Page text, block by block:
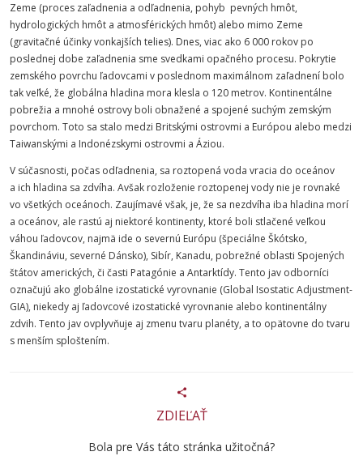
Zeme (proces zaľadnenia a odľadnenia, pohyb pevných hmôt,
hydrologických hmôt a atmosférických hmôt) alebo mimo Zeme
(gravitačné účinky vonkajších telies). Dnes, viac ako 6 000 rokov po
poslednej dobe zaľadnenia sme svedkami opačného procesu. Pokrytie
zemského povrchu ľadovcami v poslednom maximálnom zaľadnení bolo
tak veľké, že globálna hladina mora klesla o 120 metrov. Kontinentálne
pobrežia a mnohé ostrovy boli obnažené a spojené suchým zemským
povrchom. Toto sa stalo medzi Britskými ostrovmi a Európou alebo medzi
Taiwanskými a Indonézskymi ostrovmi a Áziou.
V súčasnosti, počas odľadnenia, sa roztopená voda vracia do oceánov
a ich hladina sa zdvíha. Avšak rozloženie roztopenej vody nie je rovnaké
vo všetkých oceánoch. Zaujímavé však, je, že sa nezdvíha iba hladina morí
a oceánov, ale rastú aj niektoré kontinenty, ktoré boli stlačené veľkou
váhou ľadovcov, najmä ide o severnú Európu (špeciálne Škótsko,
Škandináviu, severné Dánsko), Sibír, Kanadu, pobrežné oblasti Spojených
štátov amerických, či časti Patagónie a Antarktídy. Tento jav odborníci
označujú ako globálne izostatické vyrovnanie (Global Isostatic Adjustment-
GIA), niekedy aj ľadovcové izostatické vyrovnanie alebo kontinentálny
zdvih. Tento jav ovplyvňuje aj zmenu tvaru planéty, a to opätovne do tvaru
s menším sploštením.
ZDIEĽAŤ
Bola pre Vás táto stránka užitočná?